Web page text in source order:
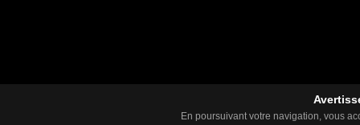
En poursuivant votre navigation, vous